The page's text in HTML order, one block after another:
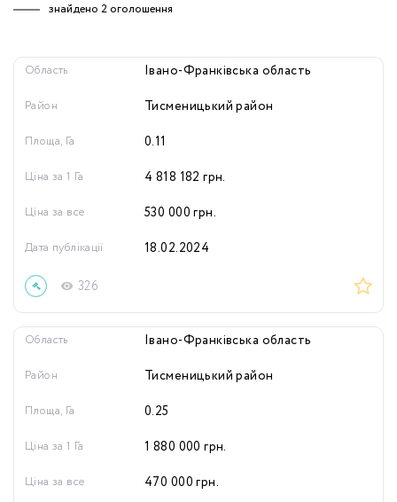
знайдено 2 оголошення
Область Івано-Франківська область
Район Тисменицький район
Площа, Га 0.11
Ціна за 1 Га 4 818 182 грн.
Ціна за все 530 000 грн.
326
Дата публікації 18.02.2024
Область Івано-Франківська область
Район Тисменицький район
Площа, Га 0.25
Ціна за 1 Га 1 880 000 грн.
Ціна за все 470 000 грн.